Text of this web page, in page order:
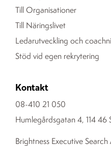
Till Organisationer
Till Näringslivet
Ledarutveckling och
Stöd vid egen rekrytering
Kontakt
08-410 21 050
Humlegårdsgatan 4, 114 46
Brightness Executive Search